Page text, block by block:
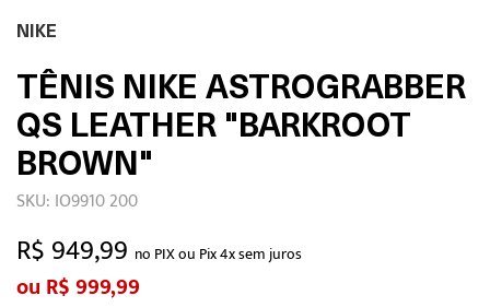
NIKE
TÊNIS NIKE ASTROGRABBER
QS LEATHER "BARKROOT
BROWN"
SKU: IO9910 200
R$ 949,99 no PIX ou Pix 4x sem juros
R$ 999,99